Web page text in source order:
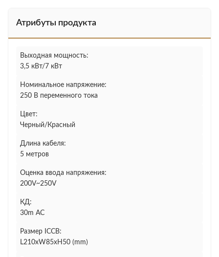
Атрибуты продукта
Выходная мощность:
3,5 кВт/7 кВт
Номинальное напряжение:
250 В переменного тока
Цвет:
Черный/Красный
Длина кабеля:
5 метров
Оценка ввода напряжения:
200V~250V
КД:
30m AC
Размер ICCB:
L210xW85xH50 (mm)